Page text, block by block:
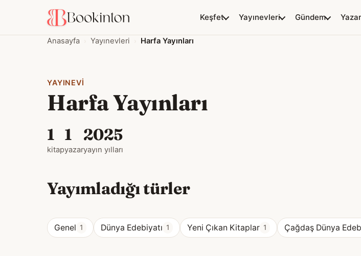
Keşfet Yayınevleri Gündem
Anasayfa Yayınevleri Harfa Yayınları
YAYINEVI
Harfa Yayınları
1
kitap
1
yazar
2025
yayın yılları
Yayımladığı türler
Genel 1 Dünya Edebiyatı 1 Yeni Çıkan Kitaplar 1 Çağdaş Dünya